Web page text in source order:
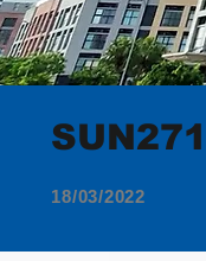
18/03/2022